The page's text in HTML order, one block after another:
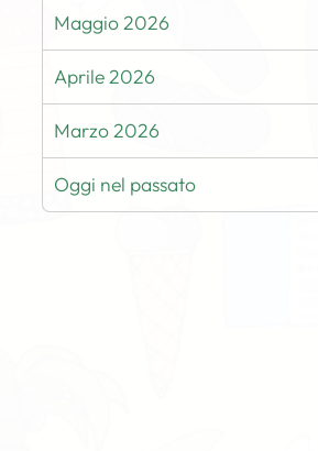
Maggio 2026
Aprile 2026
Marzo 2026
Oggi nel passato